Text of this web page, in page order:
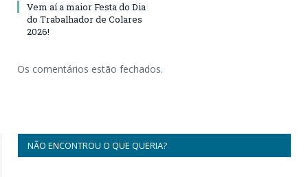
Vem aí a maior Festa do Dia
do Trabalhador de Colares
2026!
Os comentários estão fechados.
NÃO ENCONTROU O QUE QUERIA?